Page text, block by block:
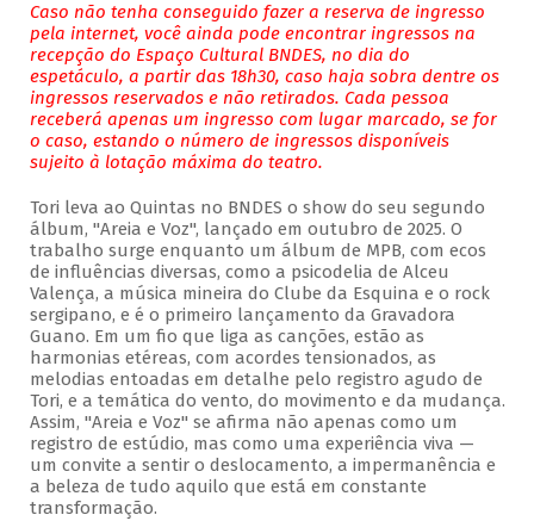
Caso não tenha conseguido fazer a reserva de ingresso
pela internet, você ainda pode encontrar ingressos na
recepção do Espaço Cultural BNDES, no dia do
espetáculo, a partir das 18h30, caso haja sobra dentre os
ingressos reservados e não retirados. Cada pessoa
receberá apenas um ingresso com lugar marcado, se for
o caso, estando o número de ingressos disponíveis
sujeito à lotação máxima do teatro.
Tori leva ao Quintas no BNDES o show do seu segundo
álbum, "Areia e Voz", lançado em outubro de 2025. O
trabalho surge enquanto um álbum de MPB, com ecos
de influências diversas, como a psicodelia de Alceu
Valença, a música mineira do Clube da Esquina e o rock
sergipano, e é o primeiro lançamento da Gravadora
Guano. Em um fio que liga as canções, estão as
harmonias etéreas, com acordes tensionados, as
melodias entoadas em detalhe pelo registro agudo de
Tori, e a temática do vento, do movimento e da mudança.
Assim, "Areia e Voz" se afirma não apenas como um
registro de estúdio, mas como uma experiência viva —
um convite a sentir o deslocamento, a impermanência e
a beleza de tudo aquilo que está em constante
transformação.